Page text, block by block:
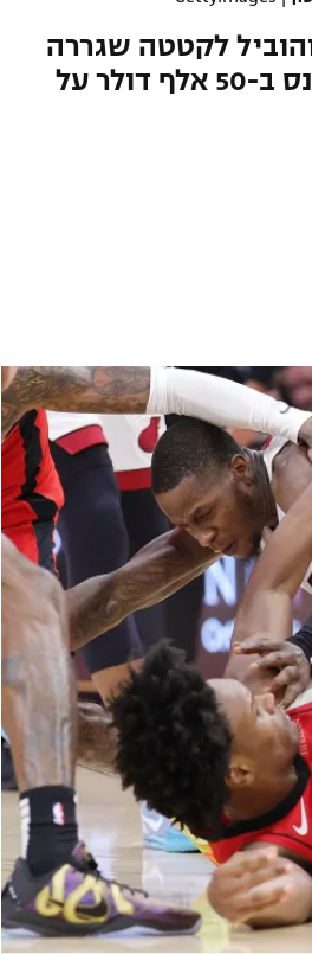
לקטטה שגררה
שש הרחקות, הורחק לשני משחקים, מאמנו נקנס ב-50 אלף דולר על